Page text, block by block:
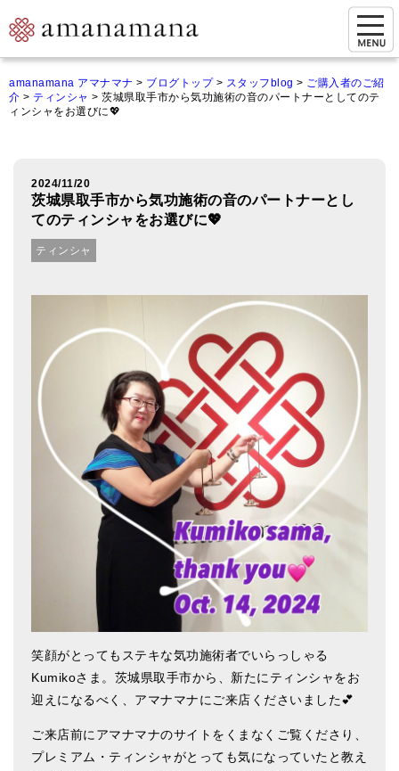
マイページ
ご来店&購入
オンライン相談&購入
シンギングボウル講座
オンラインショップ
カートを見る
商品一覧
アマナマナのシンギングボウル
チベット・シンギングボウル
新・鍛造スペシャル
マンダラ彫（黒・渋金）
お得なアマナマナ・セット
スティック・マレット・リング（台座）
プレミアム・ティンシャ（L・M）
amanamana アマナマナ > ブログトップ> スタッフblog > ご購入者のご紹
介 > ティンシャ > 茨城県取手市から気功施術の音のパートナーとしてのテ
ィンシャをお選びに💖
2024/11/20
茨城県取手市から気功施術の音のパートナーとし
てのティンシャをお選びに💖
ティンシャ
笑顔がとってもステキな気功施術者でいらっしゃる
Kumikoさま。茨城県取手市から、新たにティンシャをお
迎えになるべく、アマナマナにご来店くださいました💕
ご来店前にアマナマナのサイトをくまなくご覧くださり、
プレミアム・ティンシャがとっても気になっていたと教え